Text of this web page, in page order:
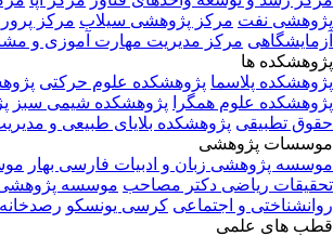
پژوهشی نفت مرکز پژوهشی سیلاب مرکز
آزمایشگاهی مرکز مدیریت مهارت آموزی و
پژوهشکده ها
پژوهشکده پلاسما پژوهشکده علوم حرکتی
پژوهشکده علوم همگرا
پژوهشکده شیمی سبز
حقوق تطبیقی پژوهشکده بلایای طبیعی و
موسسات پژوهشی
موسسه پژوهشی زبان و ادبیات فارسی بهار
تحقیقات ریاضی دکتر مصاحب موسسه پژوهشی
روانشناختی و اجتماعی کرسی یونسکو رصدخانه
قطب های علمی